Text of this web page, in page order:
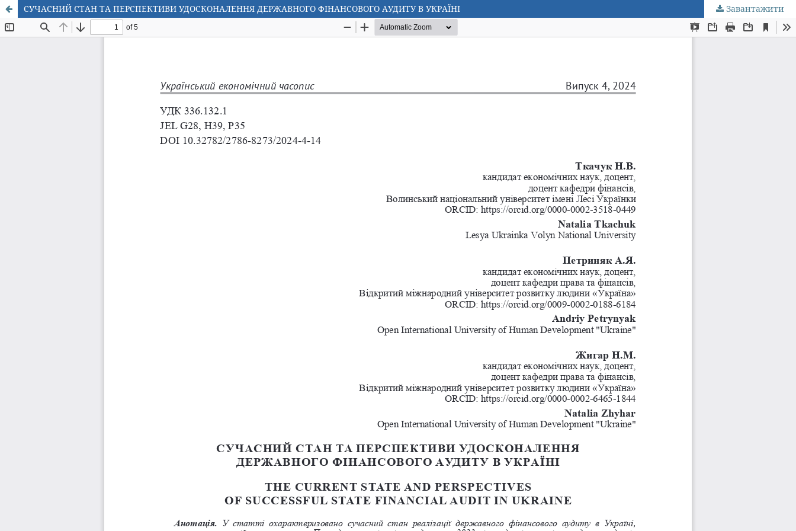
CУЧACНИЙ CТAН ТA ПEРCПEКТИВИ УДOCКOНAЛEННЯ ДEРЖAВНOГO ФIНAНCOВOГO AУДИТУ В УКРAЇНI Завантажити